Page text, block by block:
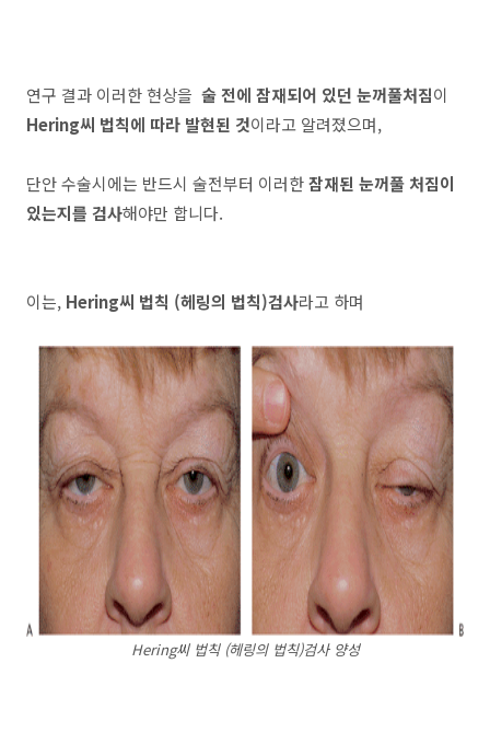
연구 결과 이러한 현상을 술 전에 잠재되어 있던 눈꺼풀처짐이
Hering씨 법칙에 따라 발현된 것이라고 알려졌으며,
단안 수술시에는 반드시 술전부터 이러한잠재된 눈꺼풀 처짐이
있는지를 검사해야만 합니다.
이는, Hering씨 법칙 (헤링의 법칙)검사라고 하며
Hering씨 법칙 (헤링의 법칙)검사 양성